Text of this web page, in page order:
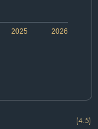
2026
2025
(4.5)